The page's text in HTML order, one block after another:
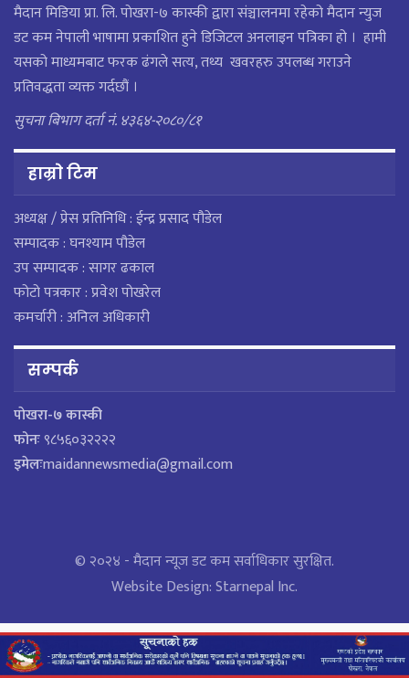
मैदान मिडिया प्रा. लि. पाेखरा-७ कास्की द्वारा संञ्चालनमा रहेको मैदान न्युज
डट कम नेपाली भाषामा प्रकाशित हुने डिजिटल अनलाइन पत्रिका हो । हामी
यसको माध्यमबाट फरक ढंगले सत्य, तथ्य खवरहरु उपलब्ध गराउने
प्रतिवद्धता व्यक्त गर्दछौं ।
सुचना बिभाग दर्ता नं. ४३६४-२०८०/८१
हाम्राे टिम
अध्यक्ष / प्रेस प्रतिनिधि : ईन्द्र प्रसाद पौडेल
सम्पादक : घनश्याम पौडेल
उप सम्पादक : सागर ढकाल
फोटो पत्रकार : प्रवेश पोखरेल
कमर्चारी : अनिल अधिकारी
सम्पर्क
पाेखरा-७ कास्की
फोनः९८५६०३२२२२
इमेलःmaidannewsmedia@gmail.com
© २०२४ - मैदान न्यूज डट कम सर्वाधिकार सुरक्षित.
Website Design:Starnepal Inc.